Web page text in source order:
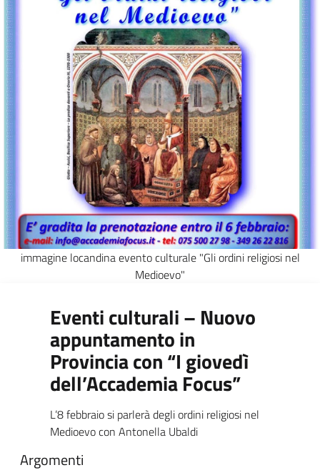
immagine locandina evento culturale "Gli ordini religiosi nel
Medioevo"
Eventi culturali – Nuovo
appuntamento in
Provincia con “I giovedì
dell’Accademia Focus”
L’8 febbraio si parlerà degli ordini religiosi nel
Medioevo con Antonella Ubaldi
Argomenti